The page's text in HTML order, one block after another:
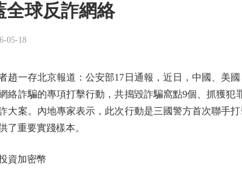
全球反詐網絡
05-18
存北京報道：公安部17日通報，近日，中國、美國
絡詐騙的專項打擊行動，共搗毀詐騙窩點9個、抓獲犯
大案。內地專家表示，此次行動是三國警方首次聯手
了重要實踐樣本。
資加密幣